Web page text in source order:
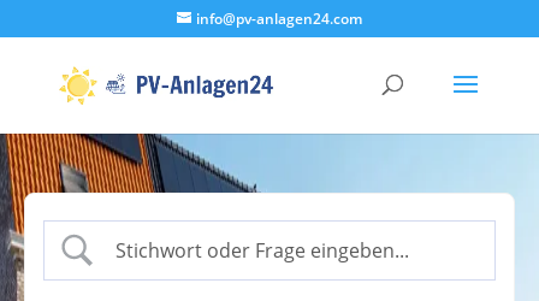
info@pv-anlagen24.com